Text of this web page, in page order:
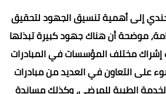
إلى أهمية تنسيق الجهود لتحقيق
موضحة أن هناك جهود كبيرة تبذلها
إشراك مختلف المؤسسات في المبادرات
على التعاون في العديد من مبادرات
الطبية للمرضى، وكذلك مساندة